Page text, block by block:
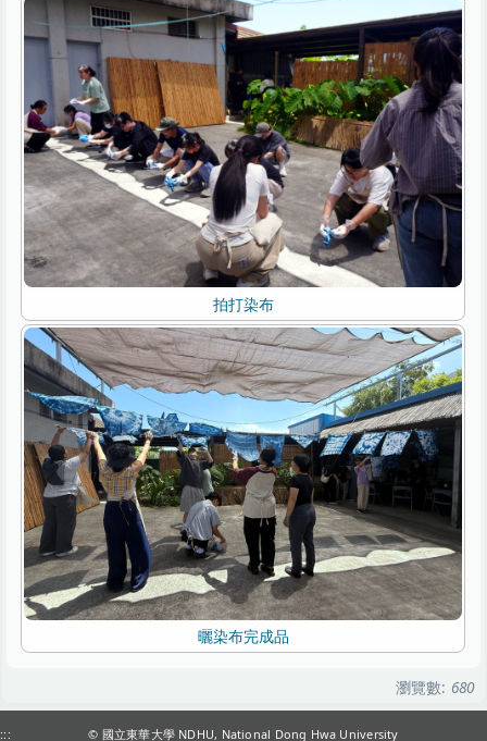
拍打染布
曬染布完成品
瀏覽數: 680
::: © 國立東華大學 NDHU, National Dong Hwa University